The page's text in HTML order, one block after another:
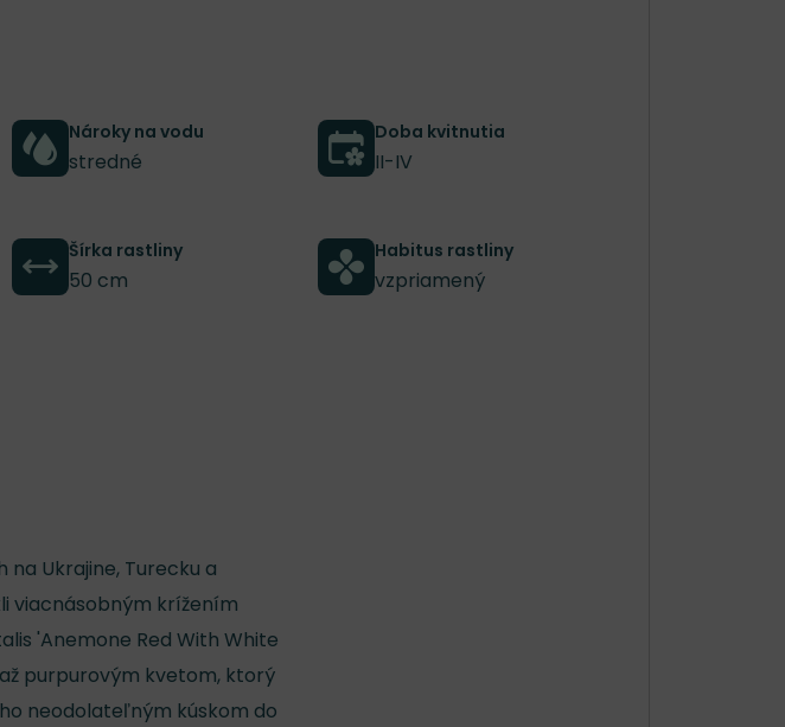
Nároky na vodu
stredné
Doba kvitnutia
II-IV
Šírka rastliny
50 cm
Habitus rastliny
vzpriamený
Ukrajine, Turecku a
viacnásobným krížením
'Anemone Red With White
purpurovým kvetom, ktorý
neodolateľným kúskom do